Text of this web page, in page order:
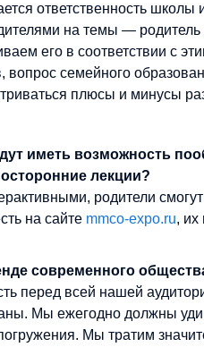
ответственность
на темы — родитель
его в соответствии с
вопрос семейного
плюсы и минусы
иметь возможность
лекции?
родители
на сайте mmco-expo.ru, их
современного
перед всей нашей
Мы ежегодно должны
Мы тратим